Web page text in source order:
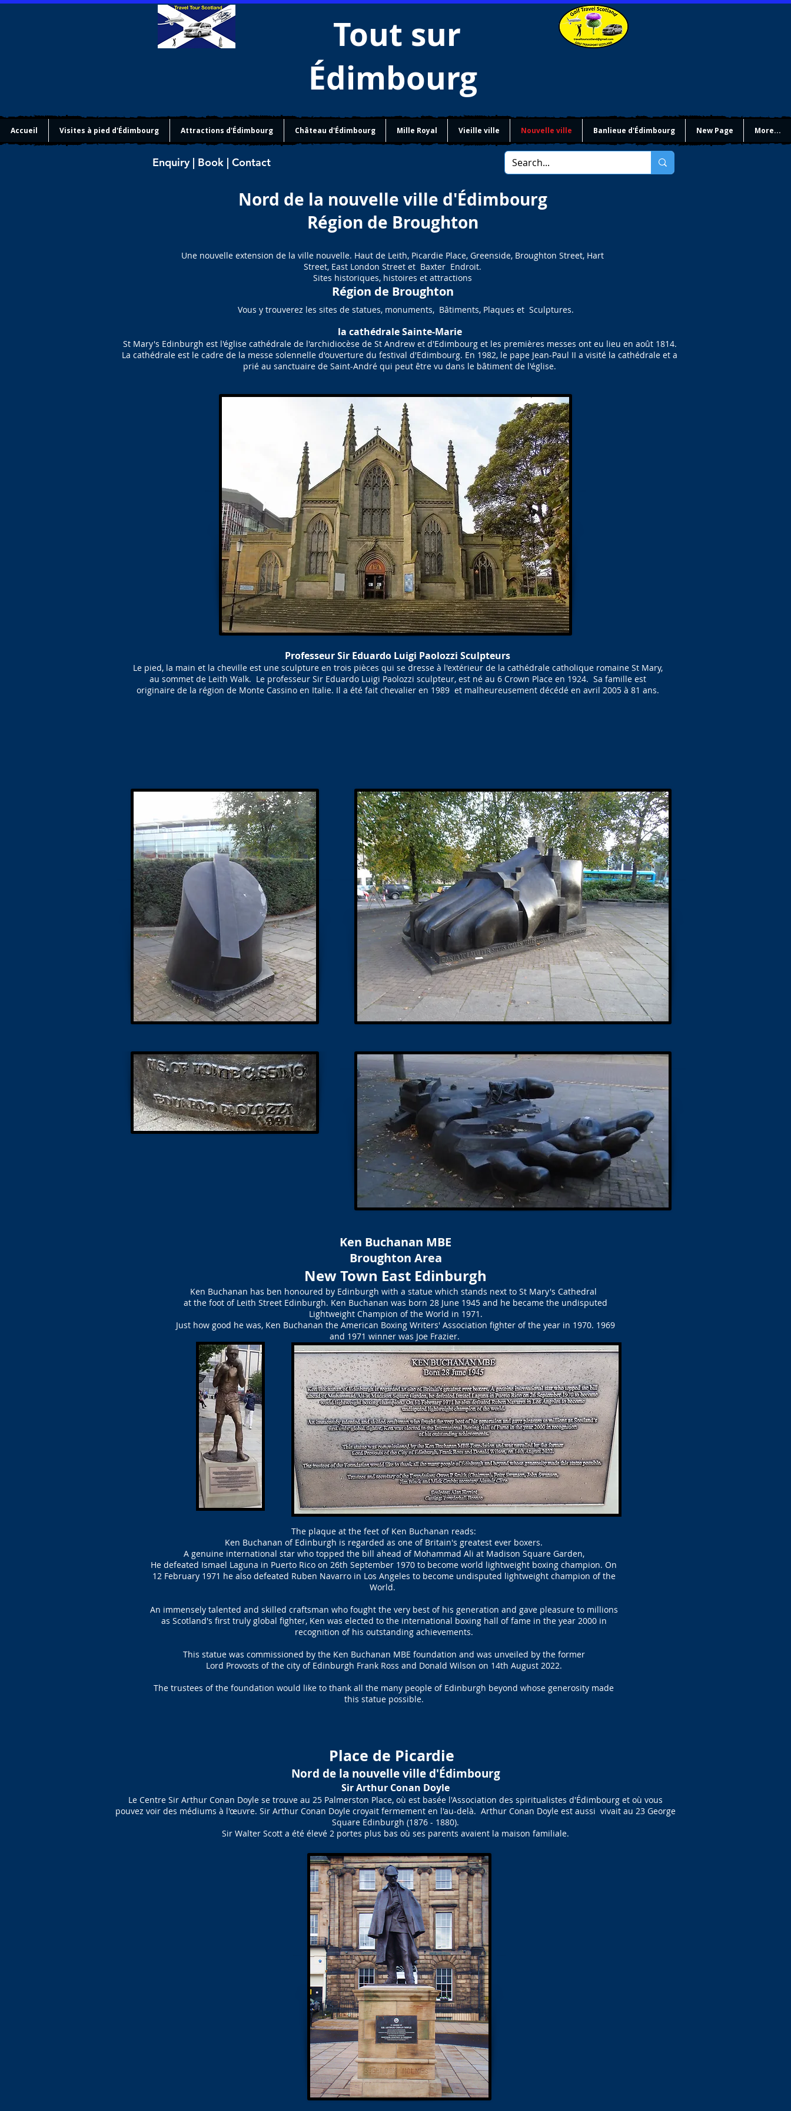
Tout sur
Édimbourg
Accueil Visites à pied d'Édimbourg Attractions d'Édimbourg Château d'Édimbourg Mille Royal Vieille ville Nouvelle ville Banlieue d'Édimbourg New Page More...
Enquiry | Book | Contact
Nord de la nouvelle ville d'Édimbourg
Région de Broughton
Une nouvelle extension de la ville nouvelle. Haut de Leith, Picardie Place, Greenside, Broughton Street, Hart
Street, East London Street et Baxter Endroit.
Sites historiques, histoires et attractions
Région de Broughton
Vous y trouverez les sites de statues, monuments, Bâtiments, Plaques et Sculptures.
la cathédrale Sainte-Marie
St Mary's Edinburgh est l'église cathédrale de l'archidiocèse de St Andrew et d'Edimbourg et les premières messes ont eu lieu en août 1814.
La cathédrale est le cadre de la messe solennelle d'ouverture du festival d'Edimbourg. En 1982, le pape Jean-Paul II a visité la cathédrale et a
prié au sanctuaire de Saint-André qui peut être vu dans le bâtiment de l'église.
Professeur Sir Eduardo Luigi Paolozzi Sculpteurs
Le pied, la main et la cheville est une sculpture en trois pièces qui se dresse à l'extérieur de la cathédrale catholique romaine St Mary,
au sommet de Leith Walk. Le professeur Sir Eduardo Luigi Paolozzi sculpteur, est né au 6 Crown Place en 1924. Sa famille est
originaire de la région de Monte Cassino en Italie. Il a été fait chevalier en 1989 et malheureusement décédé en avril 2005 à 81 ans.
Ken Buchanan MBE
Broughton Area
New Town East Edinburgh
Ken Buchanan has ben honoured by Edinburgh with a statue which stands next to St Mary's Cathedral
at the foot of Leith Street Edinburgh. Ken Buchanan was born 28 June 1945 and he became the undisputed
Lightweight Champion of the World in 1971.
Just how good he was, Ken Buchanan the American Boxing Writers' Association fighter of the year in 1970. 1969
and 1971 winner was Joe Frazier.
The plaque at the feet of Ken Buchanan reads:
Ken Buchanan of Edinburgh is regarded as one of Britain's greatest ever boxers.
A genuine international star who topped the bill ahead of Mohammad Ali at Madison Square Garden,
He defeated Ismael Laguna in Puerto Rico on 26th September 1970 to become world lightweight boxing champion. On
12 February 1971 he also defeated Ruben Navarro in Los Angeles to become undisputed lightweight champion of the
World.
An immensely talented and skilled craftsman who fought the very best of his generation and gave pleasure to millions
as Scotland's first truly global fighter, Ken was elected to the international boxing hall of fame in the year 2000 in
recognition of his outstanding achievements.
This statue was commissioned by the Ken Buchanan MBE foundation and was unveiled by the former
Lord Provosts of the city of Edinburgh Frank Ross and Donald Wilson on 14th August 2022.
The trustees of the foundation would like to thank all the many people of Edinburgh beyond whose generosity made
this statue possible.
Place de Picardie
Nord de la nouvelle ville d'Édimbourg
Sir Arthur Conan Doyle
Le Centre Sir Arthur Conan Doyle se trouve au 25 Palmerston Place, où est basée l'Association des spiritualistes d'Édimbourg et où vous
pouvez voir des médiums à l'œuvre. Sir Arthur Conan Doyle croyait fermement en l'au-delà. Arthur Conan Doyle est aussi vivait au 23 George
Square Edinburgh (1876 - 1880).
Sir Walter Scott a été élevé 2 portes plus bas où ses parents avaient la maison familiale.